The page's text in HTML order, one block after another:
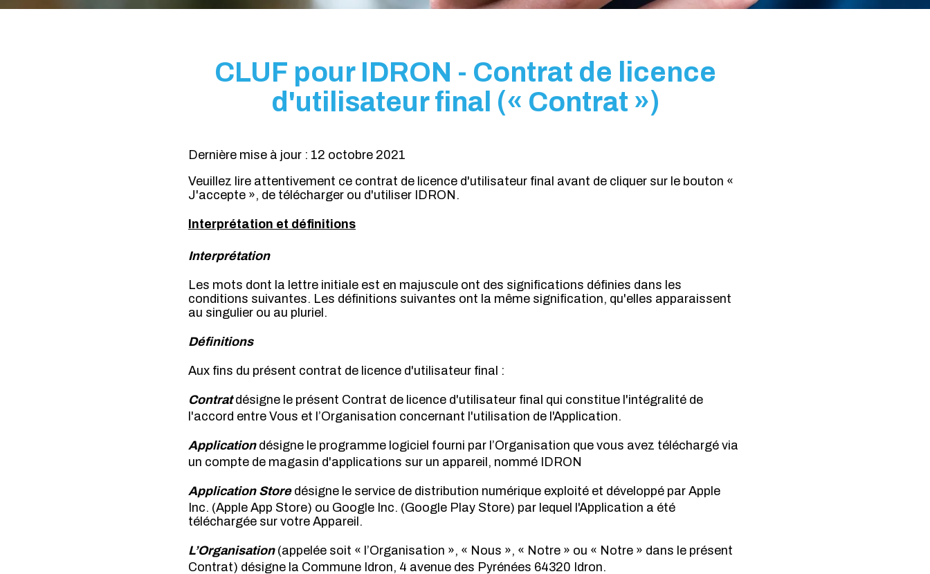
CLUF pour IDRON - Contrat de licence
d'utilisateur final (« Contrat »)
Dernière mise à jour : 12 octobre 2021
Veuillez lire attentivement ce contrat de licence d'utilisateur final avant de cliquer sur le bouton «
J'accepte », de télécharger ou d'utiliser IDRON.
Interprétation et définitions
Interprétation
Les mots dont la lettre initiale est en majuscule ont des significations définies dans les
conditions suivantes. Les définitions suivantes ont la même signification, qu'elles apparaissent
au singulier ou au pluriel.
Définitions
Aux fins du présent contrat de licence d'utilisateur final :
Contratdésigne le présent Contrat de licence d'utilisateur final qui constitue l'intégralité de
l'accord entre Vous et l’Organisation concernant l'utilisation de l'Application.
Applicationdésigne le programme logiciel fourni par l’Organisation que vous avez téléchargé via
un compte de magasin d'applications sur un appareil, nommé IDRON
Application Storedésigne le service de distribution numérique exploité et développé par Apple
Inc. (Apple App Store) ou Google Inc. (Google Play Store) par lequel l'Application a été
téléchargée sur votre Appareil.
L’Organisation (appelée soit « l’Organisation », « Nous », « Notre » ou « Notre » dans le présent
Contrat) désigne la Commune Idron, 4 avenue des Pyrénées 64320 Idron.